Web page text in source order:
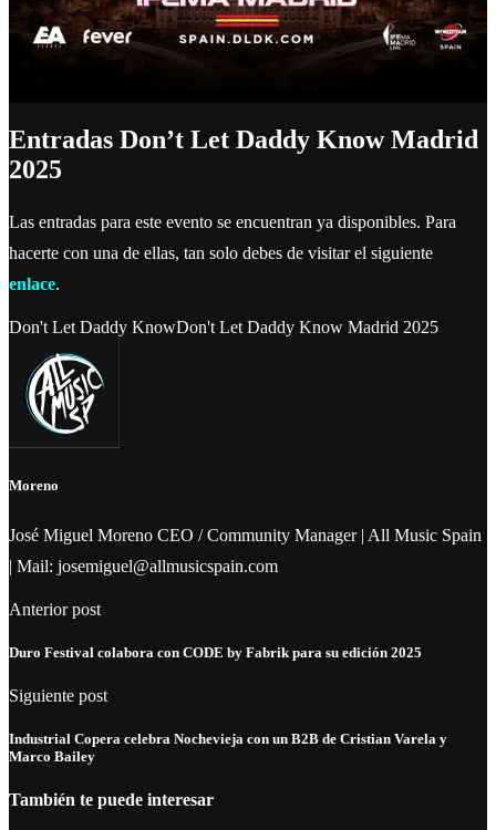
Entradas Don’t Let Daddy Know Madrid
2025
Las entradas para este evento se encuentran ya disponibles. Para
hacerte con una de ellas, tan solo debes de visitar el siguiente
enlace.
Don't Let Daddy KnowDon't Let Daddy Know Madrid 2025
Moreno
José Miguel Moreno CEO / Community Manager | All Music Spain
| Mail: josemiguel@allmusicspain.com
Anterior post
Duro Festival colabora con CODE by Fabrik para su edición 2025
Siguiente post
Industrial Copera celebra Nochevieja con un B2B de Cristian Varela y
Marco Bailey
También te puede interesar